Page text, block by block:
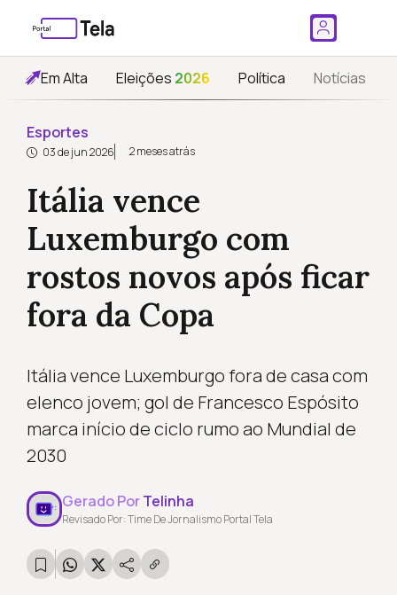
Em Alta Eleições 2026 Política Notícias
Esportes
03 de jun 2026 2 meses atrás
Itália vence
Luxemburgo com
rostos novos após ficar
fora da Copa
Itália vence Luxemburgo fora de casa com
elenco jovem; gol de Francesco Espósito
marca início de ciclo rumo ao Mundial de
2030
Gerado PorTelinha
Revisado Por: Time De Jornalismo Portal Tela